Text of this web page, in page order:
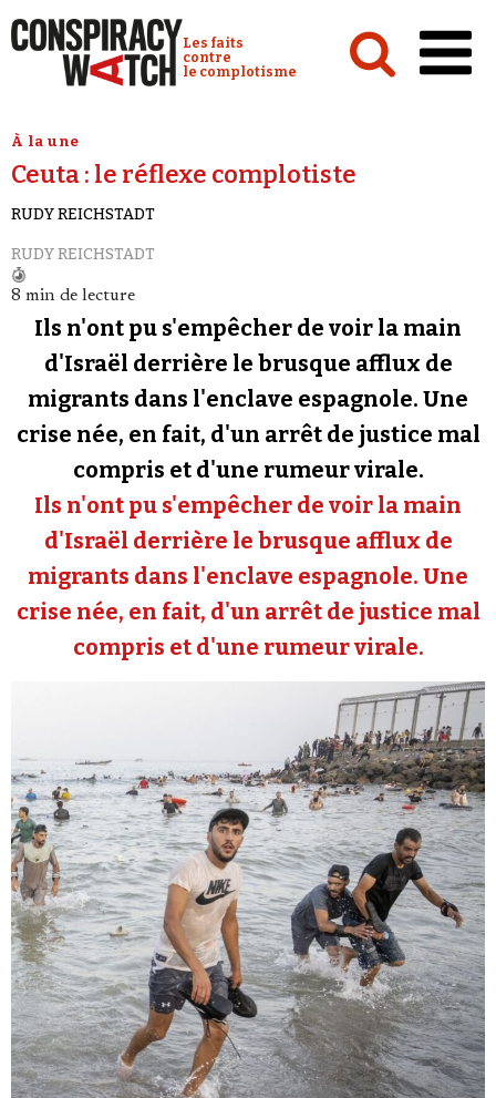
Conspiracy Watch :
Les faits
contre
le complotisme
Analyses
Conspipédia
Vidéos
Revues de presse
Newsletter
Faire un don
Demander à Vera
Se connecter
À la une
Ceuta : le réflexe complotiste
RUDY REICHSTADT
RUDY REICHSTADT
8 min de lecture
Ils n'ont pu s'empêcher de voir la main
d'Israël derrière le brusque afflux de
migrants dans l'enclave espagnole. Une
crise née, en fait, d'un arrêt de justice mal
compris et d'une rumeur virale.
Ils n'ont pu s'empêcher de voir la main
d'Israël derrière le brusque afflux de
migrants dans l'enclave espagnole. Une
crise née, en fait, d'un arrêt de justice mal
compris et d'une rumeur virale.